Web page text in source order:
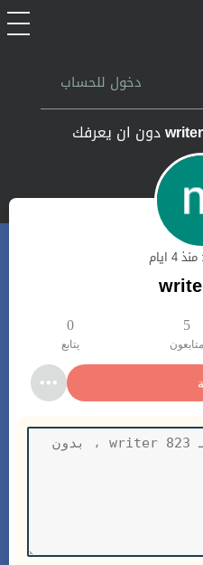
دخول للحساب
دون ان يعرفك
ايام
5
متابعون
0
يتابع